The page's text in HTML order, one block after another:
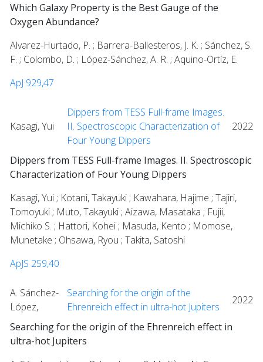
Which Galaxy Property is the Best Gauge of the
Oxygen Abundance?
Alvarez-Hurtado, P. ; Barrera-Ballesteros, J. K. ; Sánchez, S.
F. ; Colombo, D. ; López-Sánchez, A. R. ; Aquino-Ortíz, E.
ApJ 929,47
Kasagi, Yui
Dippers from TESS Full-frame Images.
II. Spectroscopic Characterization of
Four Young Dippers
2022
Dippers from TESS Full-frame Images. II. Spectroscopic
Characterization of Four Young Dippers
Kasagi, Yui ; Kotani, Takayuki ; Kawahara, Hajime ; Tajiri,
Tomoyuki ; Muto, Takayuki ; Aizawa, Masataka ; Fujii,
Michiko S. ; Hattori, Kohei ; Masuda, Kento ; Momose,
Munetake ; Ohsawa, Ryou ; Takita, Satoshi
ApJS 259,40
A. Sánchez-
López,
Searching for the origin of the
Ehrenreich effect in ultra-hot Jupiters
2022
Searching for the origin of the Ehrenreich effect in
ultra-hot Jupiters